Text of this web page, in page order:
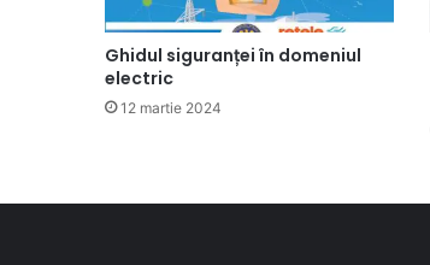
Ghidul siguranței în domeniul
electric
12 martie 2024